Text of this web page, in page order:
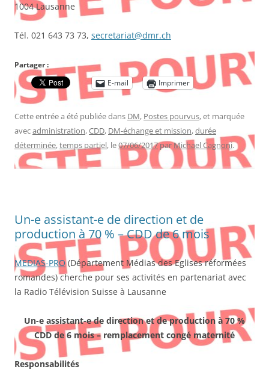
1004 Lausanne
Tél. 021 643 73 73, secretariat@dmr.ch
Partager :
E-mail
Imprimer
Cette entrée a été publiée dans DM, Postes pourvus, et marquée
avecadministration,CDD, DM-échange et mission,durée
déterminée,temps partiel, le07/06/2017parMichael Cagnoni.
Un-e assistant-e de direction et de
production à 70 % – CDD de 6 mois
MEDIAS-PRO(Département Médias des Eglises réformées
romandes) cherche pour ses activités en partenariat avec
la Radio Télévision Suisse à Lausanne
Un-e assistant-e de direction et de production à 70 %
CDD de 6 mois – remplacement congé maternité
Responsabilités